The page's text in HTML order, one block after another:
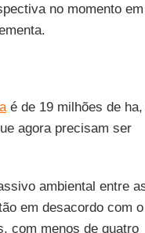
no momento
é de 19 milhões de ha,
agora precisam ser
ambiental entre
em desacordo com
com menos de quatro